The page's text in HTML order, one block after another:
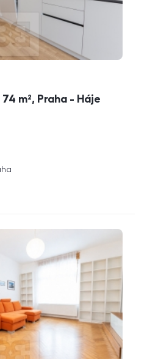
m², Praha - Háje